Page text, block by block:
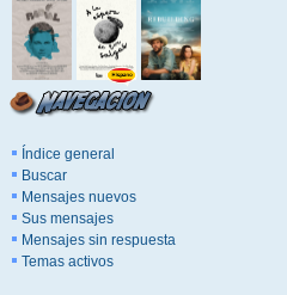
Índice general
Buscar
Mensajes nuevos
Sus mensajes
Mensajes sin respuesta
Temas activos